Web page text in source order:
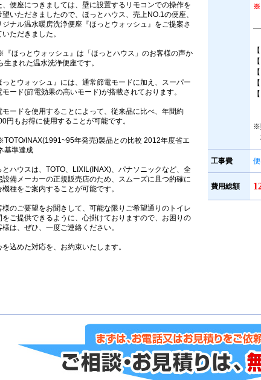
、便座につきましては、壁に設置するリモコンでの操作を
望いただきましたので、ほっとハウス、売上NO.1の便座、
ジナル温水暖房洗浄便座『ほっとウォッシュ』をご提案さ
いただきました。
『ほっとウォッシュ』は「ほっとハウス」のお客様の声か
生まれた温水洗浄便座です。
っとウォッシュ』には、通常節電モードに加え、スーパー
モード(節電効果の高いモード)が搭載されております。
モードを使用することによって、従来品に比べ、年間約
円もお得に使用することが可能です。
INAX(1991~95年発売)製品との比較 2012年度省エ
基準達成
とハウスは、TOTO、LIXIL(INAX)、パナソニックなど、全
設備メーカーの正規販売店のため、スムーズに且つ的確に
機種をご案内することが可能です。
様のご要望をお聞きして、可能な限りご希望通りのトイレ
をご提供できるように、心掛けておりますので、お困りの
様は、ぜひ、一度ご連絡ください。
を込めた対応を、お約束いたします。
※
※
工事費
費用総額